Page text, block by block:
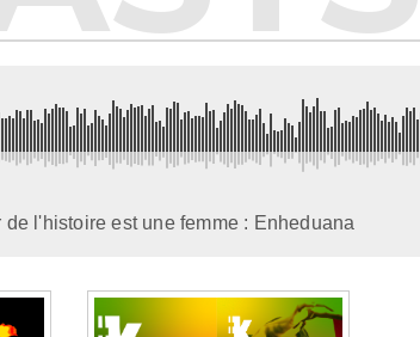
de l'histoire est une femme : Enheduana